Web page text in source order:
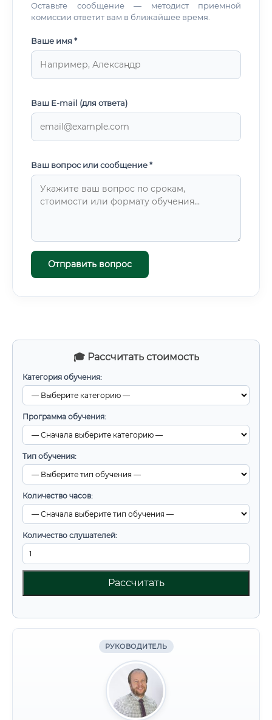
🎓 Рассчитать стоимость
Категория обучения:
Программа обучения:
Тип обучения:
Количество часов:
Количество слушателей:
Рассчитать
РУКОВОДИТЕЛЬ
Оставьте сообщение — методист приемной
комиссии ответит вам в ближайшее время.
Ваше имя *
Ваш E-mail (для ответа)
Ваш вопрос или сообщение *
Отправить вопрос